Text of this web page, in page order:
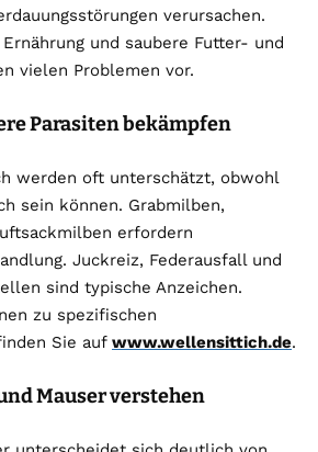
verursachen.
und saubere Futter- und
vielen Problemen vor.
Parasiten bekämpfen
werden oft unterschätzt, obwohl
sein können. Grabmilben,
erfordern
Juckreiz, Federausfall und
sind typische Anzeichen.
zu spezifischen
Sie auf www.wellensittich.de.
Mauser verstehen